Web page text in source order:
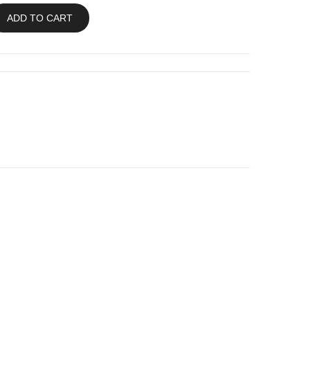
ADD TO CART